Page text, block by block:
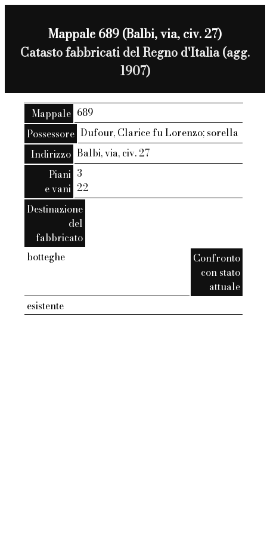
Mappale 689 (Balbi, via, civ. 27)
Catasto fabbricati del Regno d'Italia (agg.
1907)
Mappale 689
Possessore Dufour, Clarice fu Lorenzo; sorella
Indirizzo Balbi, via, civ. 27
Piani
e vani
3
22
Destinazione
del
fabbricato
botteghe
Confronto
con stato
attuale
esistente